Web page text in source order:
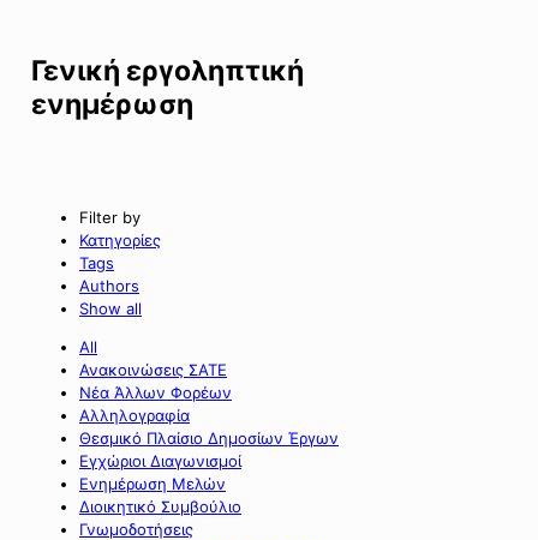
Γενική εργοληπτική
ενημέρωση
Filter by
Κατηγορίες
Tags
Authors
Show all
All
Ανακοινώσεις ΣΑΤΕ
Νέα Άλλων Φορέων
Αλληλογραφία
Θεσμικό Πλαίσιο Δημοσίων Έργων
Εγχώριοι Διαγωνισμοί
Ενημέρωση Μελών
Διοικητικό Συμβούλιο
Γνωμοδοτήσεις